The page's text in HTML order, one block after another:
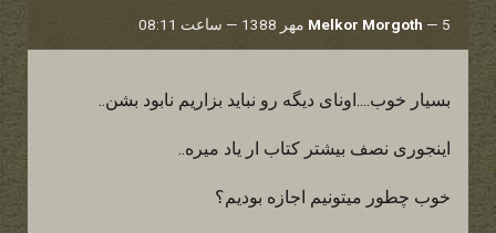
Melkor Morgoth — 5 مهر 1388 — ساعت 08:11
بسیار خوب....اونای دیگه رو نباید بزاریم نابود بشن..
اینجوری نصف بیشتر کتاب ار یاد میره..
خوب چطور میتونیم اجازه بودیم؟